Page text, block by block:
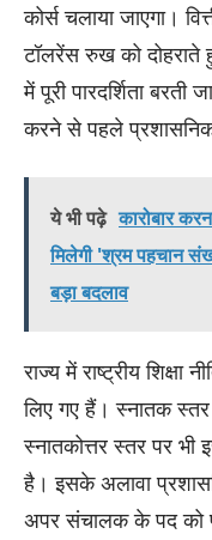
कोर्स चलाया जाएगा।
टॉलरेंस रुख को दोहराते
में पूरी पारदर्शिता
करने से पहले प्रशासनिक
ये भी पढ़े कारोबार
मिलेगी 'श्रम पहचान
बड़ा बदलाव
राज्य में राष्ट्रीय शिक्षा
लिए गए हैं। स्नातक
स्नातकोत्तर स्तर पर
है। इसके अलावा
अपर संचालक के पद को